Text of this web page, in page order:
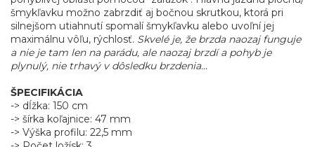
šmykľavku možno zabrzdiť aj bočnou skrutkou, ktorá pri
silnejšom utiahnutí spomalí šmykľavku alebo uvoľní jej
maximálnu vôľu, rýchlosť. Skvelé je, že brzda naozaj funguje
a nie je tam len na parádu, ale naozaj brzdí a pohyb je
plynulý, nie trhavý v dôsledku brzdenia...
ŠPECIFIKÁCIA
-> dĺžka: 150 cm
-> šírka koľajnice: 47 mm
-> Výška profilu: 22,5 mm